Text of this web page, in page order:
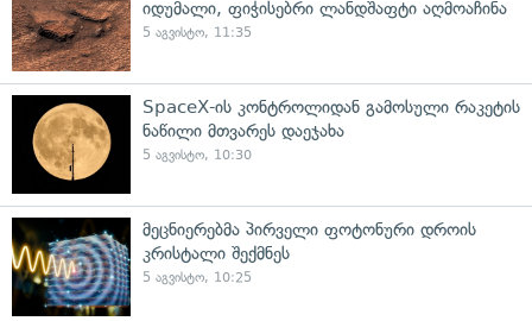
იდუმალი, ფიჭისებრი ლანდშაფტი აღმოაჩინა
5 აგვისტო, 11:35
SpaceX-ის კონტროლიდან გამოსული რაკეტის
ნაწილი მთვარეს დაეჯახა
5 აგვისტო, 10:30
მეცნიერებმა პირველი ფოტონური დროის
კრისტალი შექმნეს
5 აგვისტო, 10:25